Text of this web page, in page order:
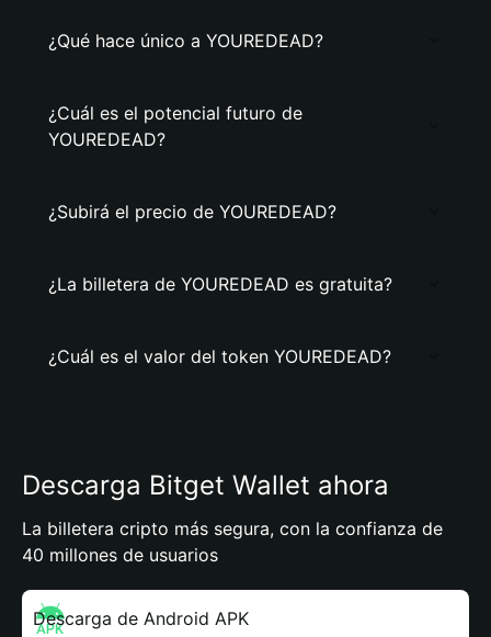
¿Qué hace único a YOUREDEAD?
¿Cuál es el potencial futuro de
YOUREDEAD?
¿Subirá el precio de YOUREDEAD?
¿La billetera de YOUREDEAD es gratuita?
¿Cuál es el valor del token YOUREDEAD?
Descarga Bitget Wallet ahora
La billetera cripto más segura, con la confianza de
40 millones de usuarios
Descarga de Android APK